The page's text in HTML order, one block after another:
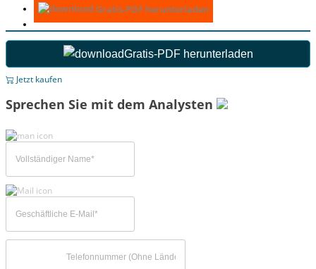
Gratis-PDF herunterladen
Gratis-PDF herunterladen
Jetzt kaufen
Sprechen Sie mit dem Analysten